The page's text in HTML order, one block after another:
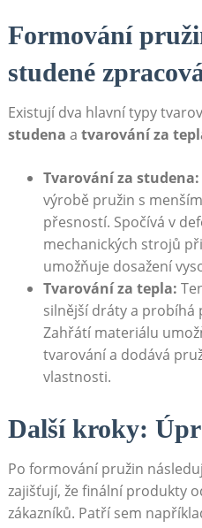
Formování
studené
Existují dva hlavní typy
studena a​ tvarování ⁢za
Tvarování za studena:
výrobě ⁣pružin s
přesností. Spočívá v
mechanických ‍strojů​
umožňuje dosažení‍
Tvarování za ‍tepla:
silnější‌ dráty a probíhá
Zahřátí materiálu
tvarování a dodává
vlastnosti.
Další kroky:
Po ⁤formování pružin
zajišťují, že finální produkty
zákazníků. Patří sem